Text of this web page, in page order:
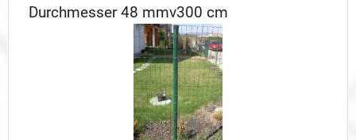
Durchmesser 48 mmv300 cm